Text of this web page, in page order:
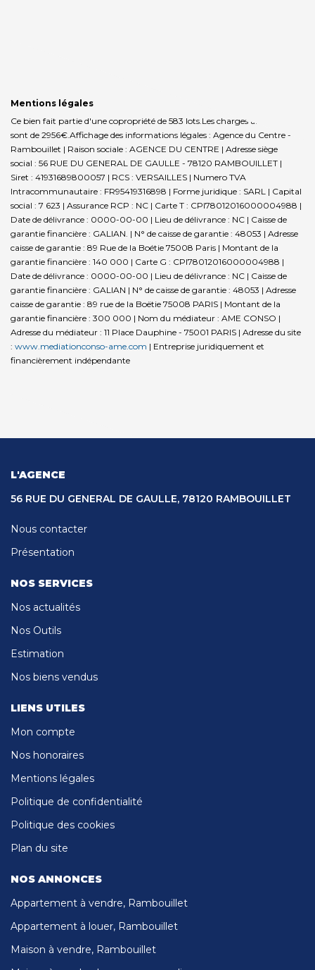
Mentions légales
Ce bien fait partie d'une copropriété de 583 lots.Les charges annuelles
sont de 2956€. Affichage des informations légales : Agence du Centre -
Rambouillet | Raison sociale : AGENCE DU CENTRE | Adresse siège
social : 56 RUE DU GENERAL DE GAULLE - 78120 RAMBOUILLET |
Siret : 41931689800057 | RCS : VERSAILLES | Numero TVA
Intracommunautaire : FR95419316898 | Forme juridique : SARL | Capital
social : 7 623 | Assurance RCP : NC | Carte T : CPI78012016000004988 |
Date de délivrance : 0000-00-00 | Lieu de délivrance : NC | Caisse de
garantie financière : GALIAN. | N° de caisse de garantie : 48053 | Adresse
caisse de garantie : 89 Rue de la Boétie 75008 Paris | Montant de la
garantie financière : 140 000 | Carte G : CPI78012016000004988 |
Date de délivrance : 0000-00-00 | Lieu de délivrance : NC | Caisse de
garantie financière : GALIAN | N° de caisse de garantie : 48053 | Adresse
caisse de garantie : 89 rue de la Boëtie 75008 PARIS | Montant de la
garantie financière : 300 000 | Nom du médiateur : AME CONSO |
Adresse du médiateur : 11 Place Dauphine - 75001 PARIS | Adresse du site
: www.mediationconso-ame.com | Entreprise juridiquement et
financièrement indépendante
L'AGENCE
56 RUE DU GENERAL DE GAULLE, 78120 RAMBOUILLET
Nous contacter
Présentation
NOS SERVICES
Nos actualités
Nos Outils
Estimation
Nos biens vendus
LIENS UTILES
Mon compte
Nos honoraires
Mentions légales
Politique de confidentialité
Politique des cookies
Plan du site
NOS ANNONCES
Appartement à vendre, Rambouillet
Appartement à louer, Rambouillet
Maison à vendre, Rambouillet